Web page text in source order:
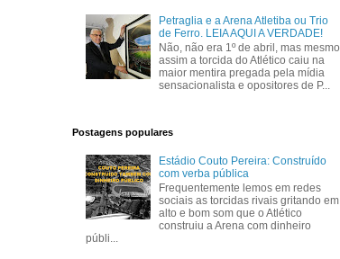
Petraglia e a Arena Atletiba ou Trio
de Ferro. LEIA AQUI A VERDADE!
Não, não era 1º de abril, mas mesmo
assim a torcida do Atlético caiu na
maior mentira pregada pela mídia
sensacionalista e opositores de P...
Postagens populares
Estádio Couto Pereira: Construído
com verba pública
Frequentemente lemos em redes
sociais as torcidas rivais gritando em
alto e bom som que o Atlético
construiu a Arena com dinheiro
públi...